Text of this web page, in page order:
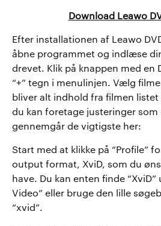
Download Leawo
Efter installationen af Leawo
åbne programmet og indlæse
drevet. Klik på knappen med en
“+” tegn i menulinjen. Vælg
bliver alt indhold fra filmen
du kan foretage justeringer som
gennemgår de vigtigste her:
Start med at klikke på “Profile”
output format, XviD, som du
have. Du kan enten finde
Video” eller bruge den lille
“xvid”.